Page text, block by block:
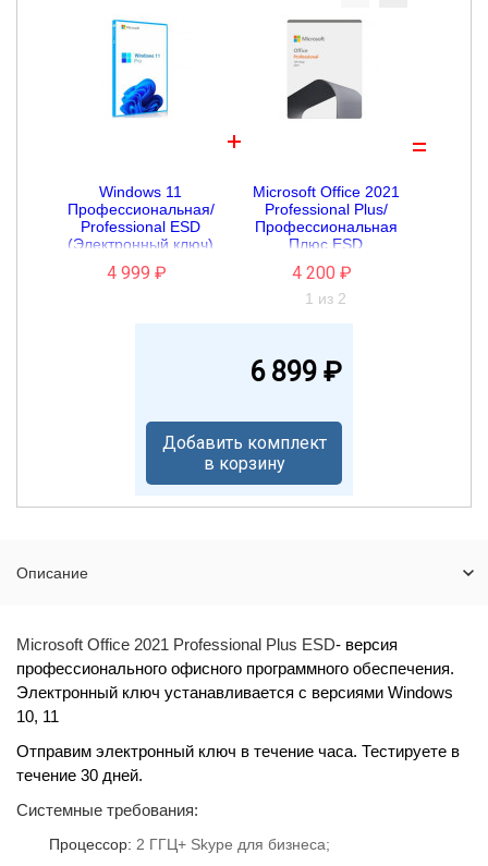
Windows 11
Профессиональная/
Professional ESD
(Электронный ключ)
4 999 ₽
Microsoft Office 2021
Professional Plus/
Профессиональная
Плюс ESD
4 200 ₽
1 из 2
6 899 ₽
Добавить комплект
в корзину
Описание
Microsoft Office 2021 Professional Plus ESD- версия
профессионального офисного программного обеспечения.
Электронный ключ устанавливается с версиями Windows
10, 11
Отправим электронный ключ в течение часа. Тестируете в
течение 30 дней.
Системные требования:
Процессор: 2 ГГЦ+ Skype для бизнеса;